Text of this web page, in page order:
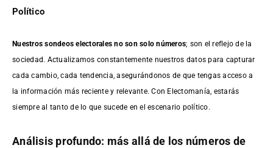
Político
Nuestros sondeos electorales no son solo números; son el reflejo de la
sociedad. Actualizamos constantemente nuestros datos para capturar
cada cambio, cada tendencia, asegurándonos de que tengas acceso a
la información más reciente y relevante. Con Electomanía, estarás
siempre al tanto de lo que sucede en el escenario político.
Análisis profundo: más allá de los números de